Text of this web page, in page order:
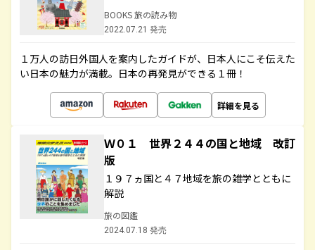
BOOKS 旅の読み物
2022.07.21 発売
１万人の訪日外国人を案内したガイドが、日本人にこそ伝えた
い日本の魅力が満載。日本の再発見ができる１冊！
詳細を見る
Ｗ０１ 世界２４４の国と地域 改訂
版
１９７ヵ国と４７地域を旅の雑学とともに
解説
旅の図鑑
2024.07.18 発売